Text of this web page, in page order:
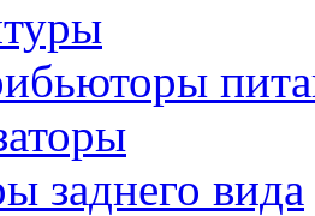
заднего вида